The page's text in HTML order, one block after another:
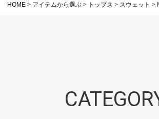
HOME アイテムから選ぶ トップス スウェット